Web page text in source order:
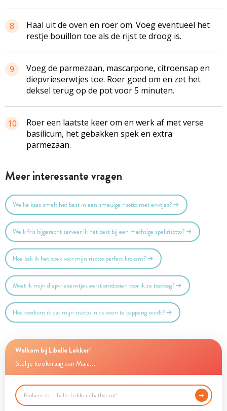
8
Haal uit de oven en roer om. Voeg eventueel het
restje bouillon toe als de rijst te droog is.
9
Voeg de parmezaan, mascarpone, citroensap en
diepvrieserwtjes toe. Roer goed om en zet het
deksel terug op de pot voor 5 minuten.
10
Roer een laatste keer om en werk af met verse
basilicum, het gebakken spek en extra
parmezaan.
Meer interessante vragen
Welke kaas smelt het best in een smeuïge risotto met erwtjes?
Welk fris bijgerecht serveer ik het best bij een machtige spekrisotto?
Hoe bak ik het spek voor mijn risotto perfect krokant?
Moet ik mijn diepvrieserwtjes eerst ontdooien voor ik ze toevoeg?
Hoe voorkom ik dat mijn risotto in de oven te papperig wordt?
Welkom bij Libelle Lekker!
Stel je kookvraag aan Maia...